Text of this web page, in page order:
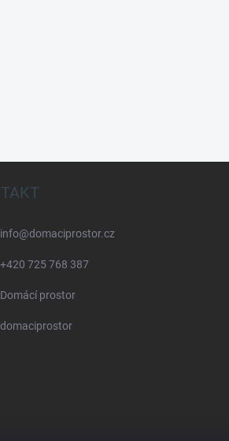
info@domaciprostor.cz
+420 725 768 387
Domácí prostor
domaciprostor